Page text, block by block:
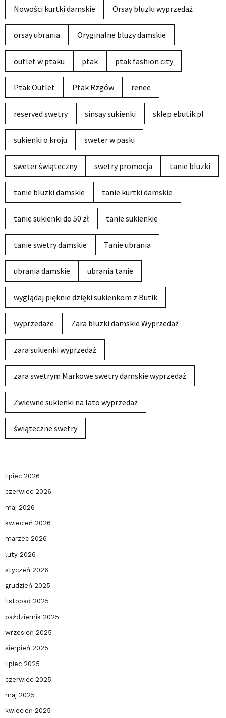
Nowości kurtki damskie Orsay bluzki wyprzedaż
orsay ubrania Oryginalne bluzy damskie
outlet w ptaku ptak ptak fashion city
Ptak Outlet Ptak Rzgów renee
reserved swetry sinsay sukienki sklep ebutik.pl
sukienki o kroju sweter w paski
sweter świąteczny swetry promocja tanie bluzki
tanie bluzki damskie tanie kurtki damskie
tanie sukienki do 50 zł tanie sukienkie
tanie swetry damskie Tanie ubrania
ubrania damskie ubrania tanie
wyglądaj pięknie dzięki sukienkom z Butik
wyprzedaże Zara bluzki damskie Wyprzedaż
zara sukienki wyprzedaż
zara swetrym Markowe swetry damskie wyprzedaż
Zwiewne sukienki na lato wyprzedaż
świąteczne swetry
lipiec 2026
czerwiec 2026
maj 2026
kwiecień 2026
marzec 2026
luty 2026
styczeń 2026
grudzień 2025
listopad 2025
październik 2025
wrzesień 2025
sierpień 2025
lipiec 2025
czerwiec 2025
maj 2025
kwiecień 2025